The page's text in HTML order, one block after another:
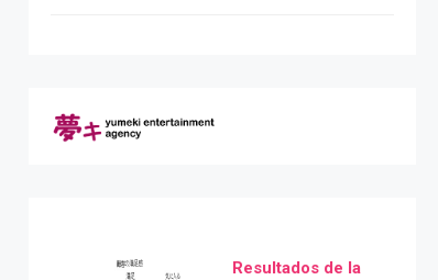
Resultados de la